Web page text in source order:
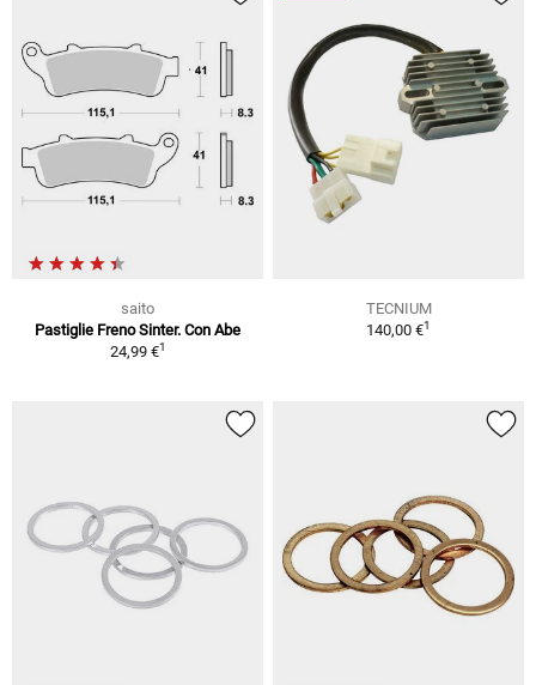
saito
Pastiglie Freno Sinter. Con Abe
24,99 €1
TECNIUM
140,00 €1